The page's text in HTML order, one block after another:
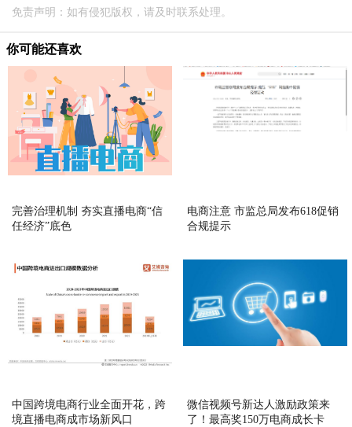
免责声明：如有侵犯版权，请及时联系处理。
你可能还喜欢
完善治理机制 夯实直播电商“信
任经济”底色
电商注意 市监总局发布618促销
合规提示
中国跨境电商行业全面开花，跨
境直播电商成市场新风口
微信视频号新达人激励政策来
了！最高奖150万电商成长卡